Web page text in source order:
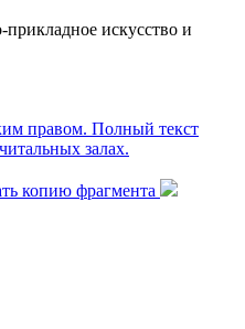
прикладное искусство и
копию фрагмента